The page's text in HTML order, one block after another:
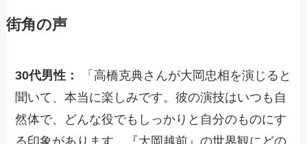
街角の声
30代男性：
「高橋克典さんが大岡忠相を演じると
聞いて、本当に楽しみです。彼の演技はいつも自
然体で、どんな役でもしっかりと自分のものにす
る印象があります。『大岡越前』の世界観にどの